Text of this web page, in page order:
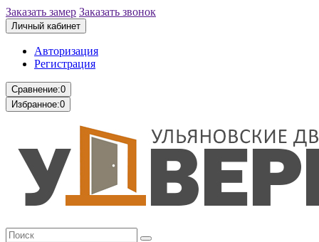
Заказать замер Заказать звонок
Личный кабинет
Авторизация
Регистрация
Сравнение:0
Избранное:0